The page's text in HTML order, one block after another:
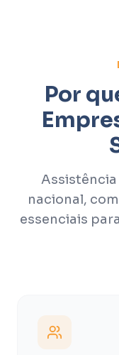
Por
nacional,
essenciais